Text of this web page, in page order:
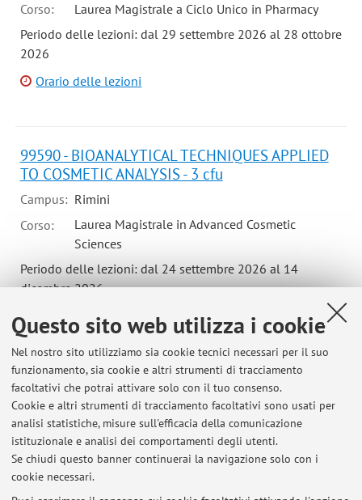
Questo sito web utilizza i cookie
Nel nostro sito utilizziamo sia cookie tecnici necessari per il suo
funzionamento, sia cookie e altri strumenti di tracciamento
facoltativi che potrai attivare solo con il tuo consenso.
Cookie e altri strumenti di tracciamento facoltativi sono usati per
analisi statistiche, misure sull'efficacia della comunicazione
istituzionale e analisi dei comportamenti degli utenti.
Se chiudi questo banner continuerai la navigazione solo con i
cookie necessari.
Corso:
Laurea Magistrale a Ciclo Unico in Pharmacy
Periodo delle lezioni: dal 29 settembre 2026 al 28 ottobre
2026
Orario delle lezioni
99590 - BIOANALYTICAL TECHNIQUES APPLIED
TO COSMETIC ANALYSIS - 3 cfu
Campus: Rimini
Corso:
Laurea Magistrale in Advanced Cosmetic
Sciences
Periodo delle lezioni: dal 24 settembre 2026 al 14
dicembre 2026
Orario delle lezioni
27604 - CHIMICA ANALITICA - 6 cfu
Campus: Ravenna
Corso:
Laurea in Scienze ambientali